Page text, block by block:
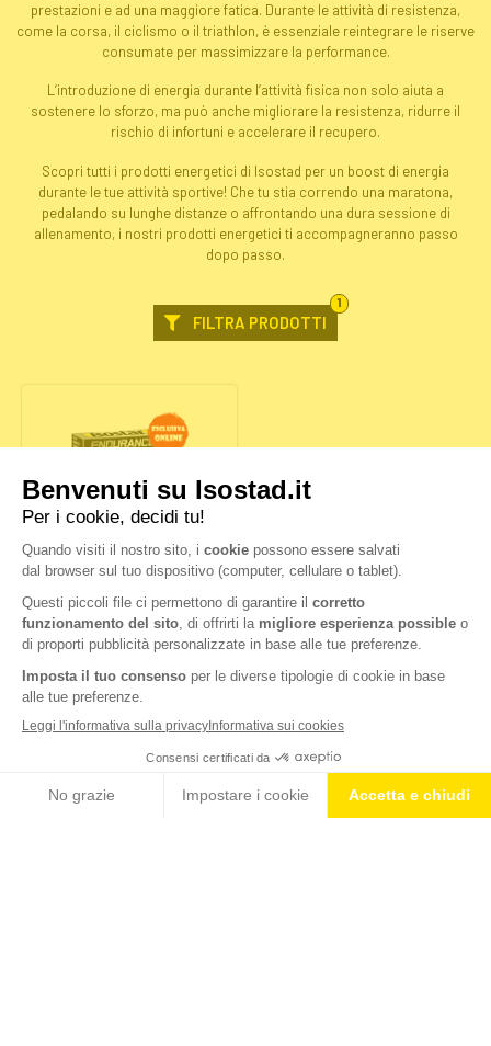
prestazioni e ad una maggiore fatica. Durante le attività di resistenza,
come la corsa, il ciclismo o il triathlon, è essenziale reintegrare le riserve
consumate per massimizzare la performance.
L’introduzione di energia durante l’attività fisica non solo aiuta a
sostenere lo sforzo, ma può anche migliorare la resistenza, ridurre il
rischio di infortuni e accelerare il recupero.
Scopri tutti i prodotti energetici di Isostad per un boost di energia
durante le tue attività sportive! Che tu stia correndo una maratona,
pedalando su lunghe distanze o affrontando una dura sessione di
allenamento, i nostri prodotti energetici ti accompagneranno passo
dopo passo.
FILTRA PRODOTTI
1 FILTRO
SELEZIONATO
ENERGY TABLETS LIMONE